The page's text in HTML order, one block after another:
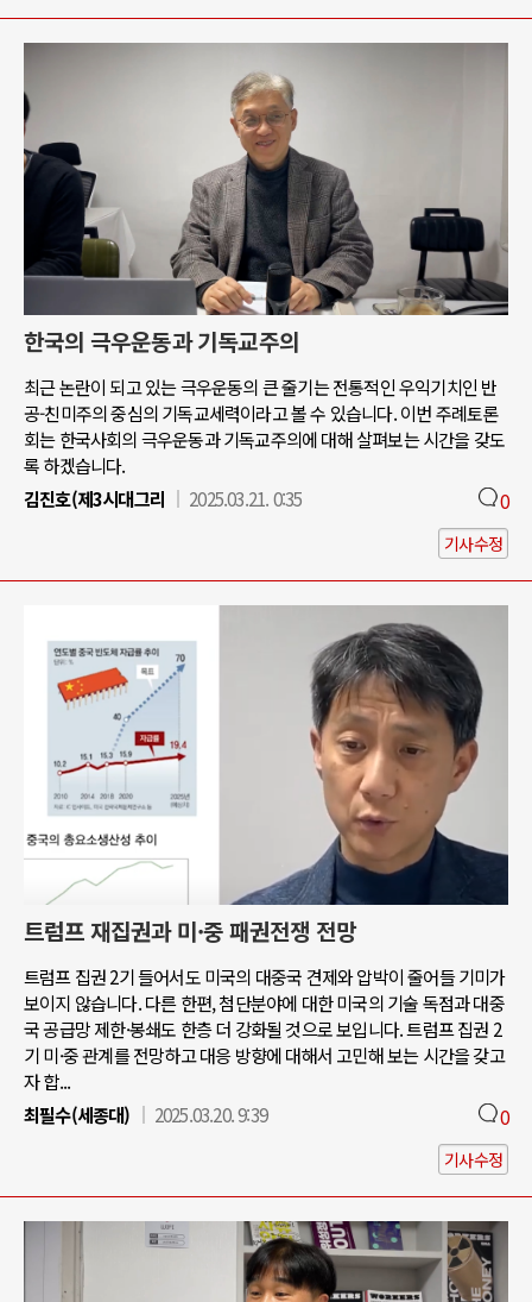
한국의 극우운동과 기독교주의
최근 논란이 되고 있는 극우운동의 큰 줄기는 전통적인 우익기치인 반
공-친미주의 중심의 기독교세력이라고 볼 수 있습니다. 이번 주례토론
회는 한국사회의 극우운동과 기독교주의에 대해 살펴보는 시간을 갖도
록 하겠습니다.
김진호(제3시대그리
2025.03.21. 0:35 0
기사수정
트럼프 재집권과 미·중 패권전쟁 전망
트럼프 집권 2기 들어서도 미국의 대중국 견제와 압박이 줄어들 기미가
보이지 않습니다. 다른 한편, 첨단분야에 대한 미국의 기술 독점과 대중
국 공급망 제한·봉쇄도 한층 더 강화될 것으로 보입니다. 트럼프 집권 2
기 미·중 관계를 전망하고 대응 방향에 대해서 고민해 보는 시간을 갖고
자 합...
최필수(세종대)
2025.03.20. 9:39 0
기사수정